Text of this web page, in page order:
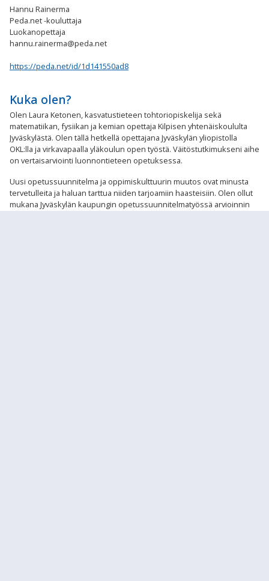
Hannu Rainerma
Peda.net -kouluttaja
Luokanopettaja
hannu.rainerma@peda.net
https://peda.net/id/1d141550ad8
Kuka olen?
Olen Laura Ketonen, kasvatustieteen tohtoriopiskelija sekä
matematiikan, fysiikan ja kemian opettaja Kilpisen yhtenäiskoululta
Jyväskylästä. Olen tällä hetkellä opettajana Jyväskylän yliopistolla
OKL:lla ja virkavapaalla yläkoulun open työstä. Väitöstutkimukseni aihe
on vertaisarviointi luonnontieteen opetuksessa.
Uusi opetussuunnitelma ja oppimiskulttuurin muutos ovat minusta
tervetulleita ja haluan tarttua niiden tarjoamiin haasteisiin. Olen ollut
mukana Jyväskylän kaupungin opetussuunnitelmatyössä arvioinnin